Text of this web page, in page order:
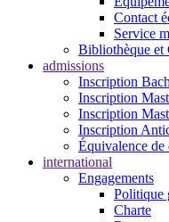
Contact
Service
Bibliothèque et
admissions
Inscription
Inscription
Inscription
Inscription
Équivalence de
international
Engagements
Politique
Charte